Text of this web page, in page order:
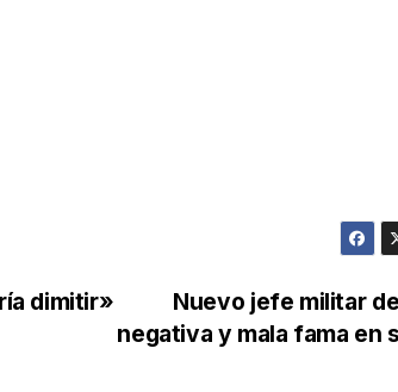
Nuevo jefe militar
negativa y mala fama en
dimitir»